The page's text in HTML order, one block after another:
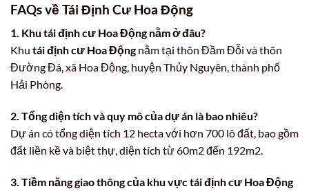
FAQs về Tái Định Cư Hoa Động
1. Khu tái định cư Hoa Động nằm ở đâu?
Khu tái định cư Hoa Độngnằm tại thôn Đầm Đỗi và thôn
Đường Đá, xã Hoa Động, huyện Thủy Nguyên, thành phố
Hải Phòng.
2. Tổng diện tích và quy mô của dự án là bao nhiêu?
Dự án có tổng diện tích 12 hecta với hơn 700 lô đất, bao gồm
đất liền kề và biệt thự, diện tích từ 60m2 đến 192m2.
3. Tiềm năng giao thông của khu vực tái định cư Hoa Động